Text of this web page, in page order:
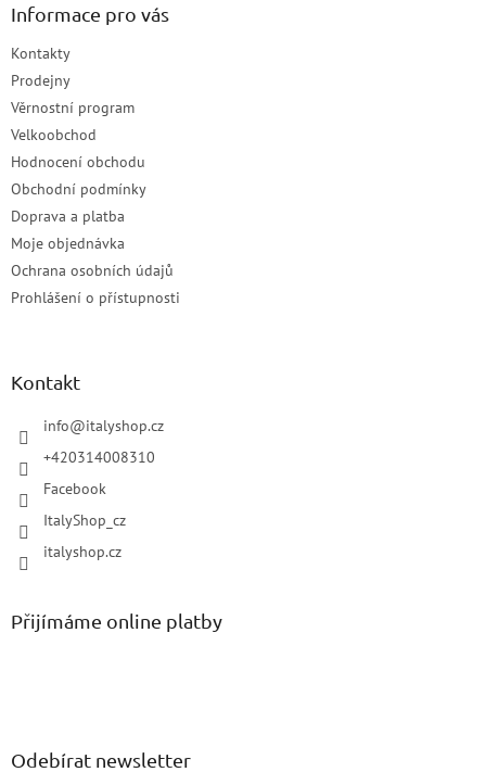
Informace pro vás
Kontakty
Prodejny
Věrnostní program
Velkoobchod
Hodnocení obchodu
Obchodní podmínky
Doprava a platba
Moje objednávka
Ochrana osobních údajů
Prohlášení o přístupnosti
Kontakt
info@italyshop.cz
+420314008310
Facebook
ItalyShop_cz
italyshop.cz
Přijímáme online platby
Odebírat newsletter